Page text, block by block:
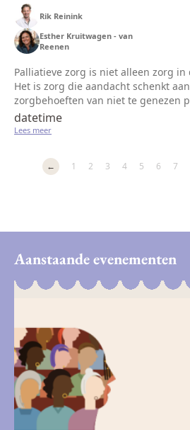
Rik Reinink
Esther Kruitwagen - van
Reenen
Palliatieve zorg is niet alleen zorg in
Het is zorg die aandacht schenkt
zorgbehoeften van niet te genezen
naasten, en daarmee de kwaliteit
Patiënten met (chronisch...
datetime
Lees meer
← 1 2 3 4 5 6 7
Aanstaande evenementen